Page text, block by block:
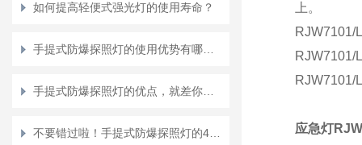
如何提高轻便式强光灯的使用寿命？
上。
RJW7101/
RJW7101/
RJW7101/
应急灯